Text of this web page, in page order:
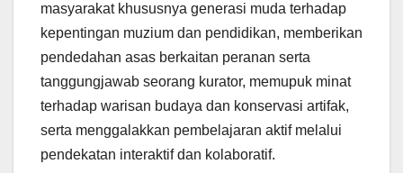
masyarakat khususnya generasi muda terhadap
kepentingan muzium dan pendidikan, memberikan
pendedahan asas berkaitan peranan serta
tanggungjawab seorang kurator, memupuk minat
terhadap warisan budaya dan konservasi artifak,
serta menggalakkan pembelajaran aktif melalui
pendekatan interaktif dan kolaboratif.